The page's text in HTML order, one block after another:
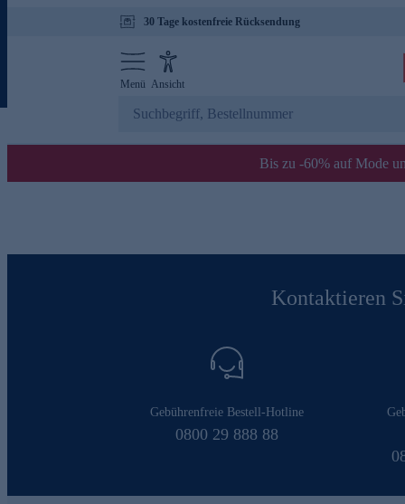
30 Tage kostenfreie Rücksendung
Menü Ansicht
Bis zu -60% auf Mode
Kontaktieren
Gebührenfreie Bestell-Hotline
0800 29 888 88